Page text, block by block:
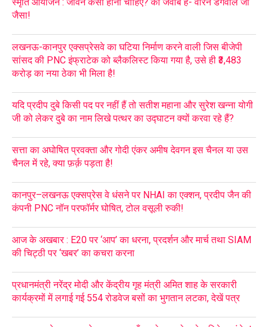
जैसा!
लखनऊ-कानपुर एक्सप्रेसवे का घटिया निर्माण करने वाली जिस बीजेपी
सांसद की PNC इंफ्राटेक को ब्लैकलिस्ट किया गया है, उसे ही ₹3,483
करोड़ का नया ठेका भी मिला है!
यदि प्रदीप दुबे किसी पद पर नहीं हैं तो सतीश महाना और सुरेश खन्ना योगी
जी को लेकर दुबे का नाम लिखे पत्थर का उद्घाटन क्यों करवा रहे हैं?
सत्ता का अघोषित प्रवक्ता और गोदी एंकर अमीष देवगन इस चैनल या उस
चैनल में रहे, क्या फ़र्क़ पड़ता है!
कानपुर–लखनऊ एक्सप्रेस वे धंसने पर NHAI का एक्शन, प्रदीप जैन की
कंपनी PNC नॉन परफॉर्मर घोषित, टोल वसूली रुकी!
आज के अखबार : E20 पर ‘आप’ का धरना, प्रदर्शन और मार्च तथा SIAM
की चिट्ठी पर ‘खबर’ का कचरा करना
प्रधानमंत्री नरेंद्र मोदी और केंद्रीय गृह मंत्री अमित शाह के सरकारी
कार्यक्रमों में लगाई गई 554 रोडवेज बसों का भुगतान लटका, देखें पत्र